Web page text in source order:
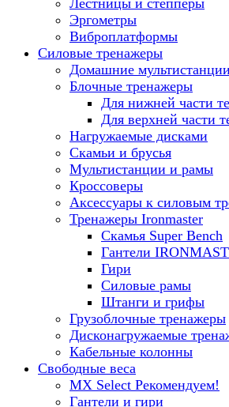
Лестницы и степперы
Эргометры
Виброплатформы
Силовые тренажеры
Домашние мультистанции
Блочные тренажеры
Для нижней части
Для верхней части
Нагружаемые дисками
Скамьи и брусья
Мультистанции и рамы
Кроссоверы
Аксессуары к силовым
Тренажеры Ironmaster
Скамья Super Bench
Гантели
Гири
Силовые рамы
Штанги и грифы
Грузоблочные тренажеры
Дисконагружаемые
Кабельные колонны
Свободные веса
MX Select Рекомендуем!
Гантели и гири